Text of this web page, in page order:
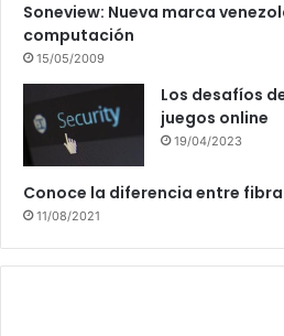
Soneview: Nueva marca
computación
15/05/2009
Los desafíos
juegos online
19/04/2023
Conoce la diferencia entre
11/08/2021